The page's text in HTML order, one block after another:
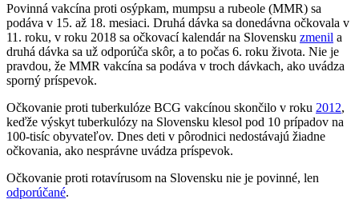
Povinná vakcína proti osýpkam, mumpsu a rubeole (MMR) sa
podáva v 15. až 18. mesiaci. Druhá dávka sa donedávna očkovala v
11. roku, v roku 2018 sa očkovací kalendár na Slovensku zmenil a
druhá dávka sa už odporúča skôr, a to počas 6. roku života. Nie je
pravdou, že MMR vakcína sa podáva v troch dávkach, ako uvádza
sporný príspevok.
Očkovanie proti tuberkulóze BCG vakcínou skončilo v roku 2012,
keďže výskyt tuberkulózy na Slovensku klesol pod 10 prípadov na
100-tisíc obyvateľov. Dnes deti v pôrodnici nedostávajú žiadne
očkovania, ako nesprávne uvádza príspevok.
Očkovanie proti rotavírusom na Slovensku nie je povinné, len
odporúčané.